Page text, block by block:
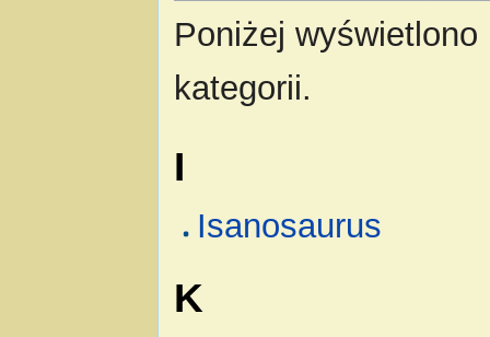
Poniżej
kategorii.
I
Isanosaurus
K